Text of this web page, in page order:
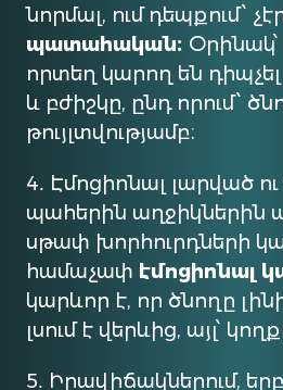
նորմալ, ում դեպքում՝
պատահական։
որտեղ կարող են
և բժիշկը, ընդ որում՝
թույլտվությամբ։
4․ Էմոցիոնալ լարված
պահերին աղջիկներին
սթափ խորհուրդների
համաչափ էմոցիոնալ
կարևոր է, որ ծնողը
լսում է վերևից, այլ՝
5․ Իրավիճակներում,